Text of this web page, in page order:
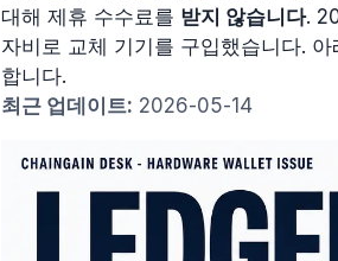
대해 제휴 수수료를 받지 않습니다.
자비로 교체 기기를 구입했습니다.
합니다.
최근 업데이트: 2026-05-14